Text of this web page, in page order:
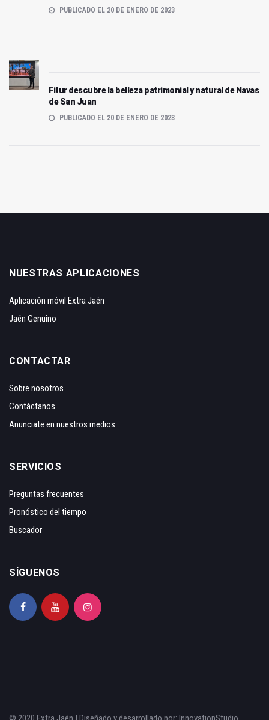
PUBLICADO EL 20 DE ENERO DE 2023
Fitur descubre la belleza patrimonial y natural de Navas
de San Juan
PUBLICADO EL 20 DE ENERO DE 2023
NUESTRAS APLICACIONES
Aplicación móvil Extra Jaén
Jaén Genuino
CONTACTAR
Sobre nosotros
Contáctanos
Anunciate en nuestros medios
SERVICIOS
Preguntas frecuentes
Pronóstico del tiempo
Buscador
SÍGUENOS